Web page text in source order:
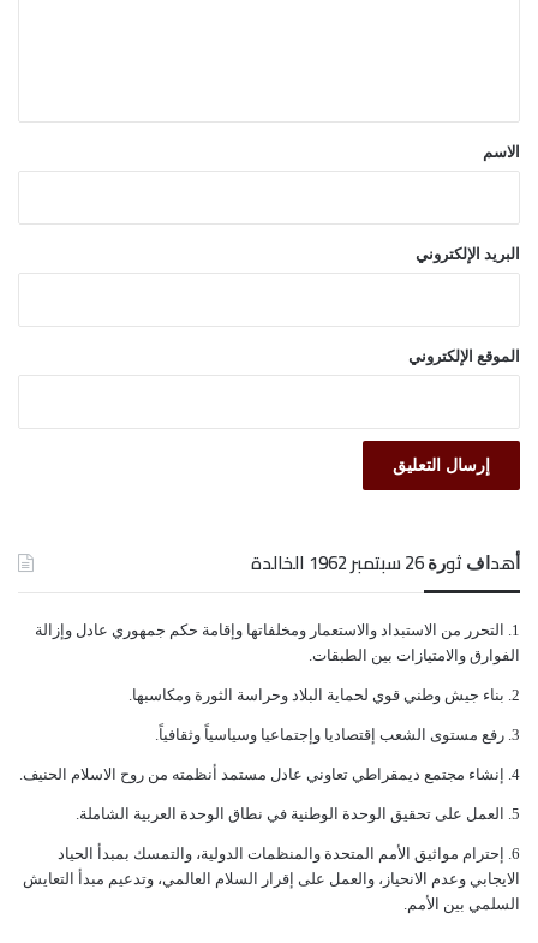
*الاسم
البريد الإلكتروني
الموقع الإلكتروني
ﺃﻫﺪﺍﻑ ﺛﻮﺭﺓ 26 ﺳﺒﺘﻤﺒﺮ 1962 الخالدة
ﺍﻟﺘﺤﺮﺭ ﻣﻦ ﺍﻻﺳﺘﺒﺪﺍﺩ ﻭﺍﻻﺳﺘﻌﻤﺎﺭ ﻭﻣﺨﻠﻔﺎﺗﻬﺎ ﻭﺇﻗﺎﻣﺔ ﺣﻜﻢ ﺟﻤﻬﻮﺭﻱ ﻋﺎﺩﻝ ﻭﺇﺯﺍﻟﺔ
ﺍﻟﻔﻮﺍﺭﻕ ﻭﺍﻻﻣﺘﻴﺎﺯﺍﺕ ﺑﻴﻦ ﺍﻟﻄﺒﻘﺎﺕ.
ﺑﻨﺎﺀ ﺟﻴﺶ ﻭﻃﻨﻲ ﻗﻮﻱ ﻟﺤﻤﺎﻳﺔ ﺍﻟﺒﻼﺩ ﻭﺣﺮﺍﺳﺔ ﺍﻟﺜﻮﺭﺓ ﻭﻣﻜﺎﺳﺒﻬﺎ.
ﺭﻓﻊ ﻣﺴﺘﻮﻯ ﺍﻟﺸﻌﺐ ﺇﻗﺘﺼﺎﺩﻳﺎ ﻭﺇﺟﺘﻤﺎﻋﻴﺎ ﻭﺳﻴﺎﺳﻴﺎً ﻭﺛﻘﺎﻓﻴﺎً.
ﺇﻧﺸﺎﺀ ﻣﺠﺘﻤﻊ ﺩﻳﻤﻘﺮﺍﻃﻲ ﺗﻌﺎﻭﻧﻲ ﻋﺎﺩﻝ ﻣﺴﺘﻤﺪ ﺃﻧﻈﻤﺘﻪ ﻣﻦ ﺭﻭﺡ ﺍﻻﺳﻼﻡ ﺍﻟﺤﻨﻴﻒ.
ﺍﻟﻌﻤﻞ ﻋﻠﻰ ﺗﺤﻘﻴﻖ ﺍﻟﻮﺣﺪﺓ ﺍﻟﻮﻃﻨﻴﺔ ﻓﻲ ﻧﻄﺎﻕ ﺍﻟﻮﺣﺪﺓ ﺍﻟﻌﺮﺑﻴﺔ ﺍﻟﺸﺎﻣﻠﺔ.
ﺇﺣﺘﺮﺍﻡ ﻣﻮﺍﺛﻴﻖ الأﻣﻢ ﺍﻟﻤﺘﺤﺪﺓ ﻭﺍﻟﻤﻨﻈﻤﺎﺕ ﺍﻟﺪﻭﻟﻴﺔ، ﻭﺍﻟﺘﻤﺴﻚ ﺑﻤﺒﺪﺃ ﺍﻟﺤﻴﺎﺩ
ﺍﻻﻳﺠﺎﺑﻲ ﻭﻋﺪﻡ ﺍﻻﻧﺤﻴﺎﺯ، ﻭﺍﻟﻌﻤﻞ ﻋﻠﻰ ﺇﻗﺮﺍﺭ ﺍﻟﺴﻼﻡ ﺍﻟﻌﺎﻟﻤﻲ، ﻭﺗﺪﻋﻴﻢ ﻣﺒﺪﺃ ﺍﻟﺘﻌﺎﻳﺶ
ﺍﻟﺴﻠﻤﻲ ﺑﻴﻦ ﺍﻷﻣﻢ.